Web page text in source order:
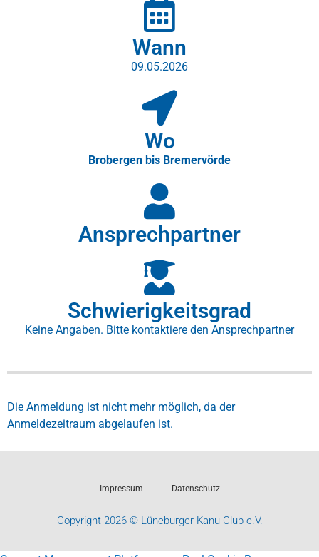
Wann
09.05.2026
Wo
Brobergen bis Bremervörde
Ansprechpartner
Schwierigkeitsgrad
Keine Angaben. Bitte kontaktiere den Ansprechpartner
Die Anmeldung ist nicht mehr möglich, da der
Anmeldezeitraum abgelaufen ist.
Impressum Datenschutz
Copyright 2026 © Lüneburger Kanu-Club e.V.